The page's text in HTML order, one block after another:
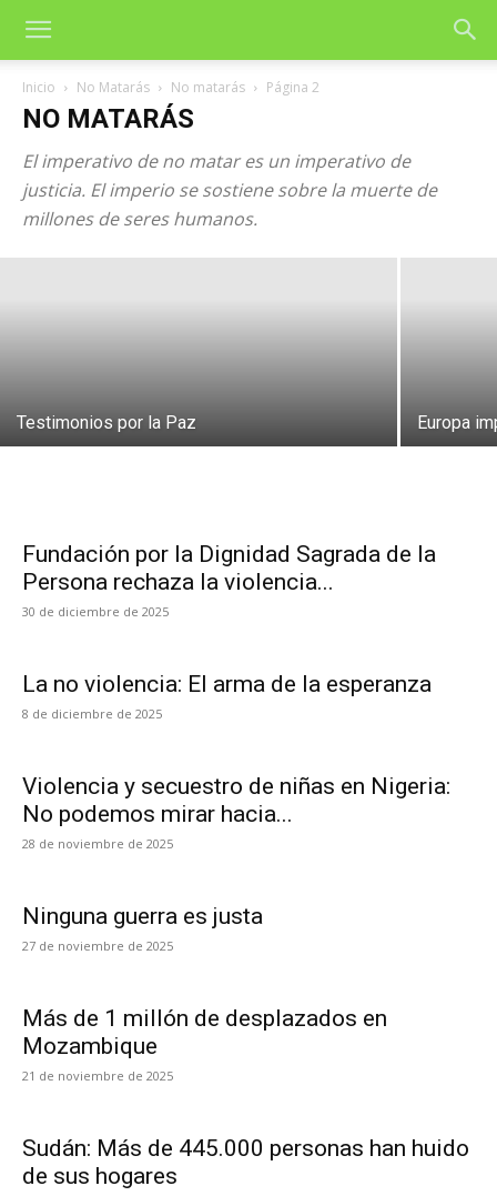
Inicio No Matarás No matarás Página 2
NO MATARÁS
El imperativo de no matar es un imperativo de
justicia. El imperio se sostiene sobre la muerte de
millones de seres humanos.
Estamos en otro máximo de guerras
16 de junio de 2026
Testimonios por la Paz Europa
Fundación por la Dignidad Sagrada de la
Persona rechaza la violencia...
30 de diciembre de 2025
La no violencia: El arma de la esperanza
8 de diciembre de 2025
Violencia y secuestro de niñas en Nigeria:
No podemos mirar hacia...
28 de noviembre de 2025
Ninguna guerra es justa
27 de noviembre de 2025
Más de 1 millón de desplazados en
Mozambique
21 de noviembre de 2025
Sudán: Más de 445.000 personas han huido
de sus hogares